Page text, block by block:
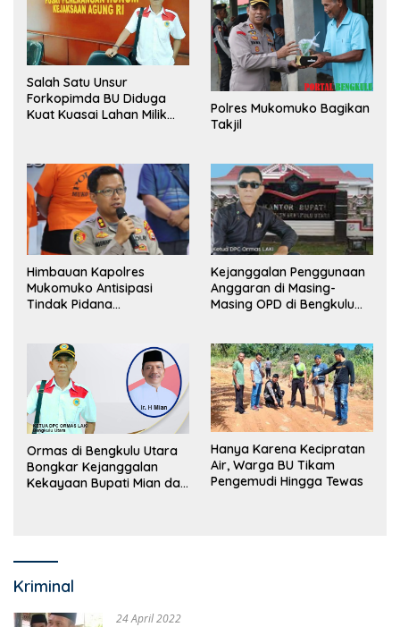
Salah Satu Unsur
Forkopimda BU Diduga
Kuat Kuasai Lahan Milik
Polres Mukomuko Bagikan
Takjil
Himbauan Kapolres
Mukomuko Antisipasi
Tindak Pidana
Kejanggalan Penggunaan
Anggaran di Masing-
Masing OPD di Bengkulu
Ormas di Bengkulu Utara
Bongkar Kejanggalan
Kekayaan Bupati Mian dan
Hanya Karena Kecipratan
Air, Warga BU Tikam
Pengemudi Hingga Tewas
Kriminal
24 April 2022